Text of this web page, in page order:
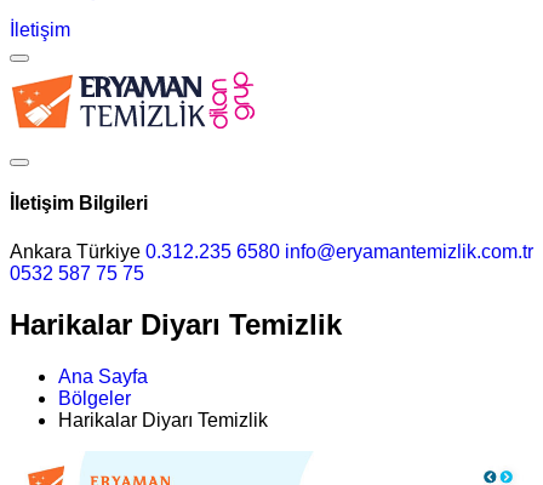
İletişim
İletişim Bilgileri
Ankara Türkiye 0.312.235 6580 info@eryamantemizlik.com.tr
0532 587 75 75
Harikalar Diyarı Temizlik
Ana Sayfa
Bölgeler
Harikalar Diyarı Temizlik